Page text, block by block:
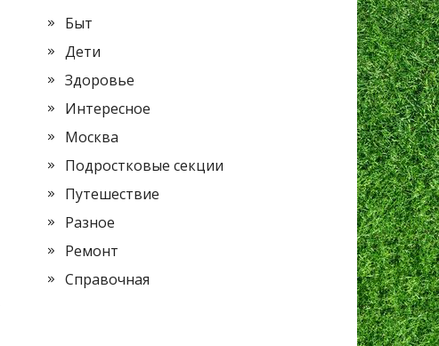
Быт
Дети
Здоровье
Интересное
Москва
Подростковые секции
Путешествие
Разное
Ремонт
Справочная